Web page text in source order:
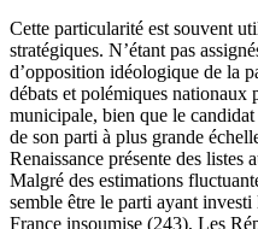
Cette particularité est souvent
stratégiques. N’étant pas
d’opposition idéologique de la
débats et polémiques nationaux
municipale, bien que le
de son parti à plus grande
Renaissance présente des
Malgré des estimations
semble être le parti ayant
France insoumise (243), Les